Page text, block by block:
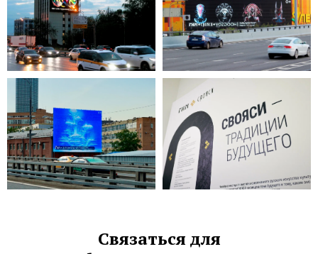
Связаться для